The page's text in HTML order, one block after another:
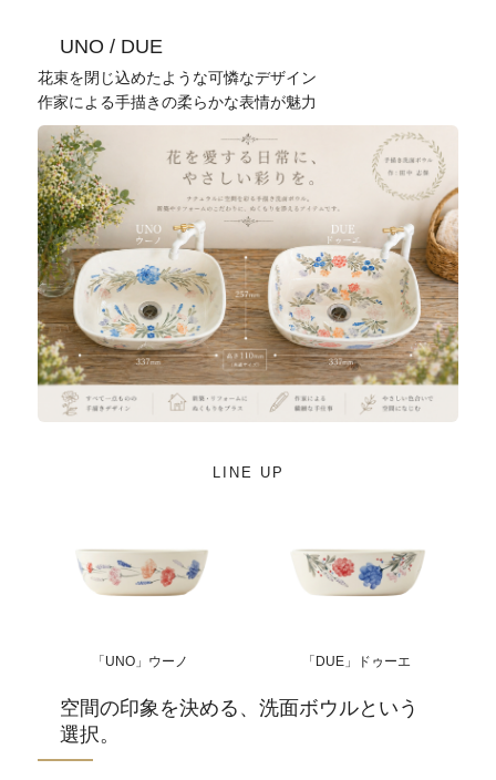
UNO / DUE
花束を閉じ込めたような可憐なデザイン
作家による手描きの柔らかな表情が魅力
LINE UP
「UNO」ウーノ 「DUE」ドゥーエ
空間の印象を決める、洗面ボウルという
選択。